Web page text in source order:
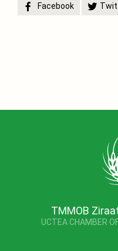
Facebook
TMMOB
UCTEA CHAMBER